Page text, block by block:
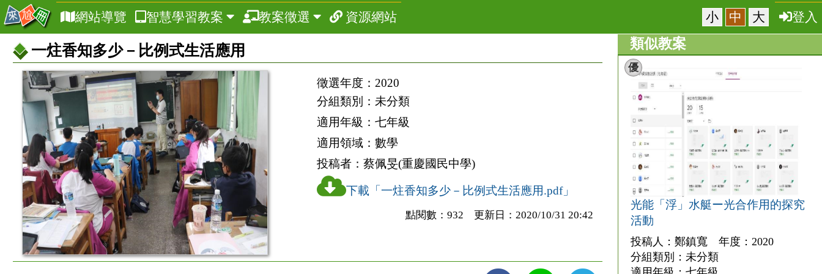
網站導覽 智慧學習教案 教案徵選 資源網站 小 中 大 登入
一炷香知多少－比例式生活應用
教
案
基
本
資
訊
徵選年度： 2020
分組類別： 未分類
適用年級： 七年級
適用領域： 數學
投稿者： 蔡佩旻(重慶國民中學)
下載「一炷香知多少－比例式生活應用.pdf」
點閱數：932 更新日：2020/10/31 20:42
類似教案
光能「浮」水艇ー光合作用的探究
活動
優
投稿人：鄭鎮寬 年度：2020
分組類別：未分類